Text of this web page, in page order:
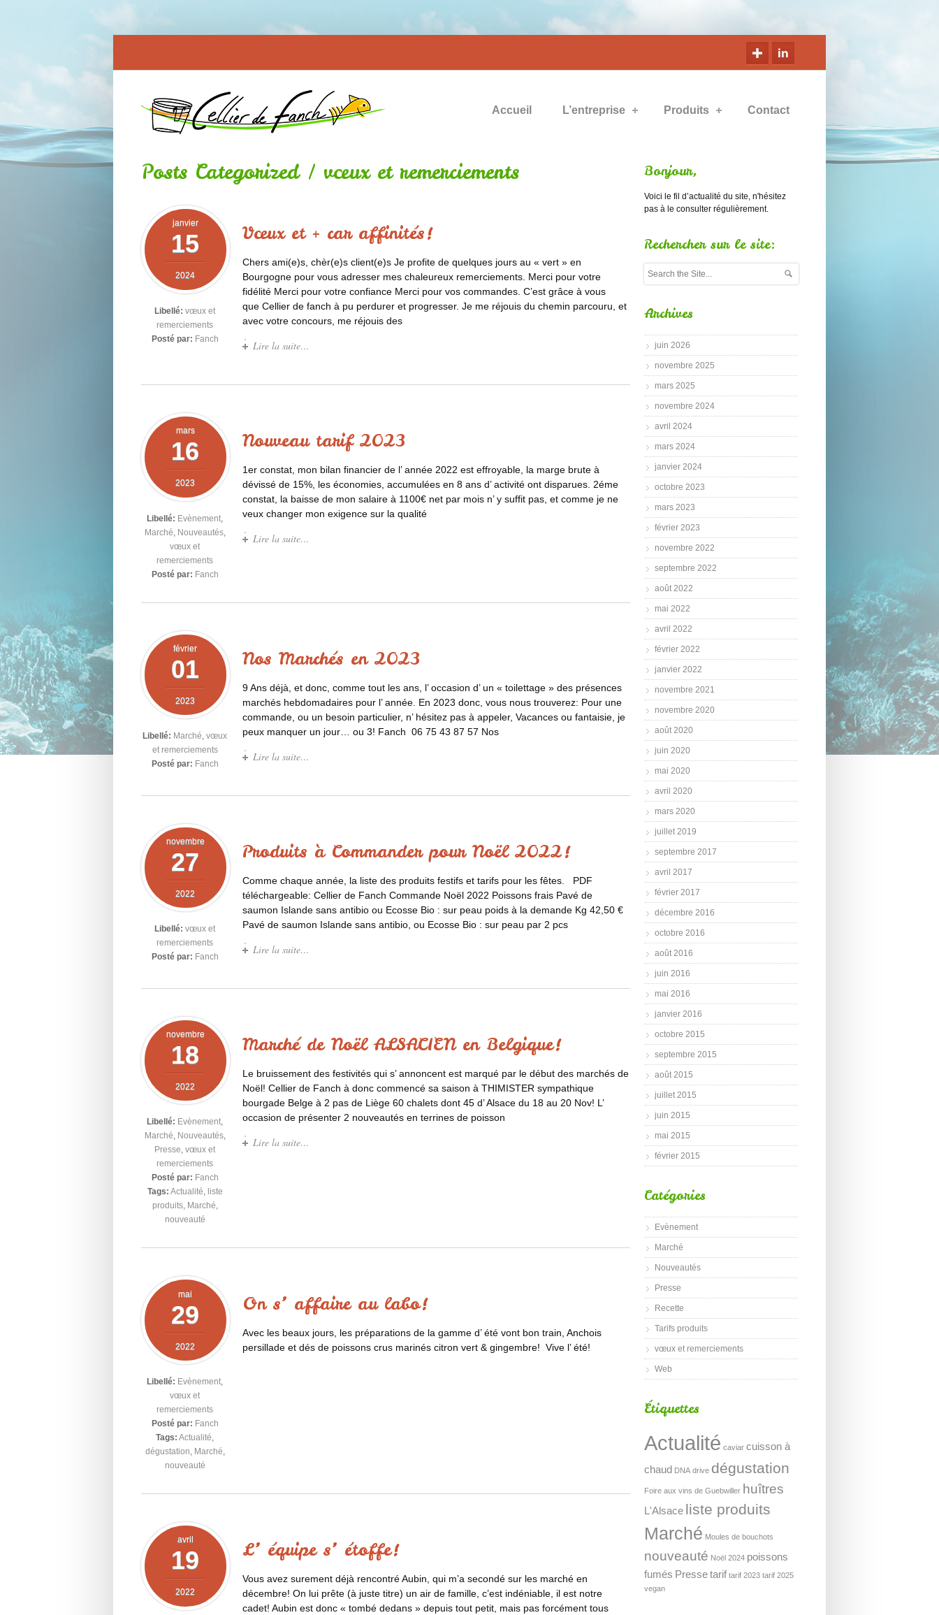
Accueil L’entreprise Produits Contact
Posts Categorized / vœux et remerciements
janvier
15
2024
Libellé: vœux et
remerciements
Posté par: Fanch
Vœux et + car affinités!
Chers ami(e)s, chèr(e)s client(e)s Je profite de quelques jours au « vert » en
Bourgogne pour vous adresser mes chaleureux remerciements. Merci pour votre
fidélité Merci pour votre confiance Merci pour vos commandes. C’est grâce à vous
que Cellier de fanch à pu perdurer et progresser. Je me réjouis du chemin parcouru, et
avec votre concours, me réjouis des
Lire la suite…
mars
16
2023
Libellé: Evènement
Marché Nouveautés,
vœux et
remerciements
Posté par: Fanch
Nouveau tarif 2023
1er constat, mon bilan financier de l’ année 2022 est effroyable, la marge brute à
dévissé de 15%, les économies, accumulées en 8 ans d’ activité ont disparues. 2éme
constat, la baisse de mon salaire à 1100€ net par mois n’ y suffit pas, et comme je ne
veux changer mon exigence sur la qualité
Lire la suite…
février
01
2023
Libellé: Marché, vœux
et remerciements
Posté par: Fanch
Nos Marchés en 2023
9 Ans déjà, et donc, comme tout les ans, l’ occasion d’ un « toilettage » des présences
marchés hebdomadaires pour l’ année. En 2023 donc, vous nous trouverez: Pour une
commande, ou un besoin particulier, n’ hésitez pas à appeler, Vacances ou fantaisie, je
peux manquer un jour… ou 3! Fanch 06 75 43 87 57 Nos
Lire la suite…
novembre
27
2022
Libellé: vœux et
remerciements
Posté par: Fanch
Produits à Commander pour Noël 2022!
Comme chaque année, la liste des produits festifs et tarifs pour les fêtes. PDF
téléchargeable: Cellier de Fanch Commande Noël 2022 Poissons frais Pavé de
saumon Islande sans antibio ou Ecosse Bio : sur peau poids à la demande Kg 42,50 €
Pavé de saumon Islande sans antibio, ou Ecosse Bio : sur peau par 2 pcs
Lire la suite…
novembre
18
2022
Libellé: Evènement,
Marché, Nouveautés,
Presse, vœux et
remerciements
Posté par: Fanch
Tags: Actualité, liste
produits, Marché,
nouveauté
Marché de Noël ALSACIEN en Belgique!
Le bruissement des festivités qui s’ annoncent est marqué par le début des marchés de
Noël! Cellier de Fanch à donc commencé sa saison à THIMISTER sympathique
bourgade Belge à 2 pas de Liège 60 chalets dont 45 d’ Alsace du 18 au 20 Nov! L’
occasion de présenter 2 nouveautés en terrines de poisson
Lire la suite…
mai
29
2022
Libellé: Evènement,
vœux et
remerciements
Posté par: Fanch
Tags: Actualité,
dégustation, Marché,
nouveauté
On s’ affaire au labo!
Avec les beaux jours, les préparations de la gamme d’ été vont bon train, Anchois
persillade et dés de poissons crus marinés citron vert & gingembre! Vive l’ été!
avril
19
2022
L’ équipe s’ étoffe!
Vous avez surement déjà rencontré Aubin, qui m’a secondé sur les marché en
décembre! On lui prête (à juste titre) un air de famille, c’est indéniable, il est notre
cadet! Aubin est donc « tombé dedans » depuis tout petit, mais pas forcément tous
Bonjour,
Voici le fil d’actualité du site, n'hésitez
pas à le consulter régulièrement.
Rechercher sur le site:
Archives
juin 2026
novembre 2025
mars 2025
novembre 2024
avril 2024
mars 2024
janvier 2024
octobre 2023
mars 2023
février 2023
novembre 2022
septembre 2022
août 2022
mai 2022
avril 2022
février 2022
janvier 2022
novembre 2021
novembre 2020
août 2020
juin 2020
mai 2020
avril 2020
mars 2020
juillet 2019
septembre 2017
avril 2017
février 2017
décembre 2016
octobre 2016
août 2016
juin 2016
mai 2016
janvier 2016
octobre 2015
septembre 2015
août 2015
juillet 2015
juin 2015
mai 2015
février 2015
Catégories
Evènement
Marché
Nouveautés
Presse
Recette
Tarifs produits
vœux et remerciements
Web
Étiquettes
Actualité caviar cuisson à
chaud DNA drive dégustation
Foire aux vins de Guebwiller huîtres
L'Alsace liste produits
Marché Moules de bouchots
nouveauté Noël 2024 poissons
fumés Pressetarif tarif 2023 tarif 2025
vegan